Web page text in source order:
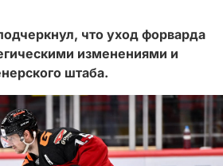
что уход форварда
изменениями и
штаба.